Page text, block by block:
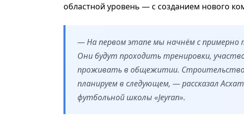
областной уровень — с созданием нового
— На первом этапе мы начнём с примерно
Они будут проходить тренировки,
проживать в общежитии.
планируем в следующем, — рассказал
футбольной школы «Jeyran».